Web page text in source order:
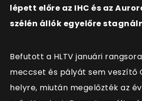
lépett előre az IHC és az
szélén állók egyelőre
Befutott a HLTV januári
meccset és pályát sem veszítő
helyre, miután megelőzték az